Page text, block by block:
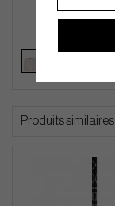
Produits similaires